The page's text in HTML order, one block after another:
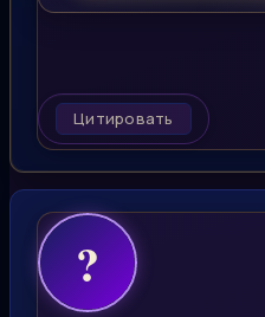
Цитировать